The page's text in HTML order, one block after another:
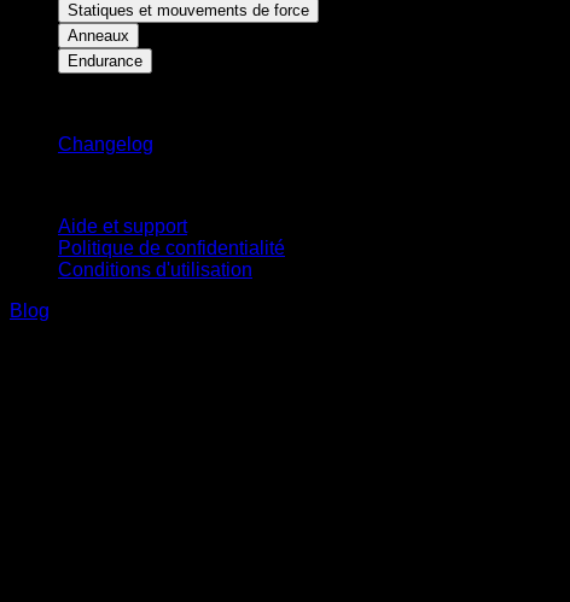
Statiques et mouvements de force
Anneaux
Endurance
Changelog
Aide et support
Politique de confidentialité
Conditions d'utilisation
Blog